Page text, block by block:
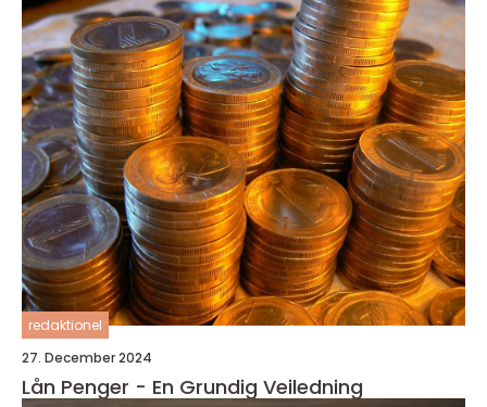
redaktionel
27. December 2024
Lån Penger - En Grundig Veiledning